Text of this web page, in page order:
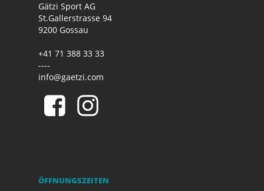
Gätzi Sport AG
St.Gallerstrasse 94
9200 Gossau
+41 71 388 33 33
----
info@gaetzi.com
ÖFFNUNGSZEITEN